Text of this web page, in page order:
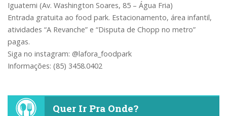
Iguatemi (Av. Washington Soares, 85 – Água Fria)
Entrada gratuita ao food park. Estacionamento, área infantil,
atividades “A Revanche” e “Disputa de Chopp no metro”
pagas.
Siga no instagram: @lafora_foodpark
Informações: (85) 3458.0402
Quer Ir Pra Onde?